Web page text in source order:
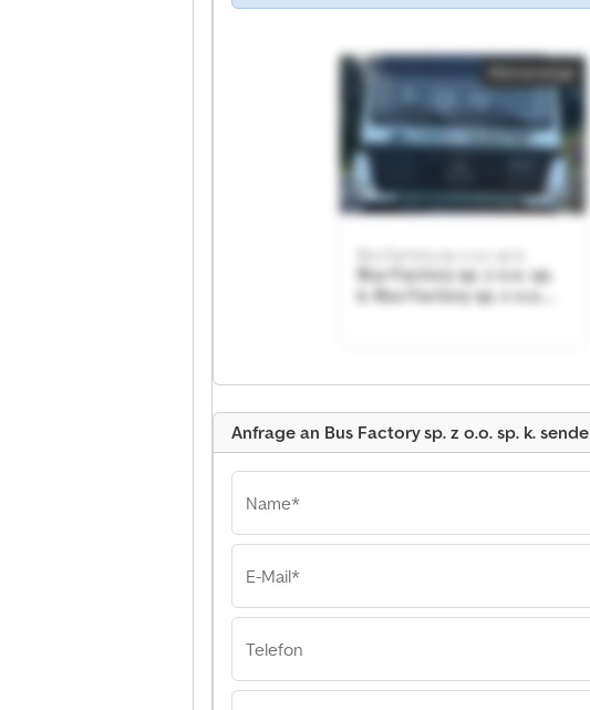
Bus Factory sp. z o.o. sp.
k. Bus Factory sp. z o.o.
Kleinanzeige
k. Bus Factory sp. z o.o.
Anfrage an Bus Factory sp. z o.o. sp. k.
Name*
E-Mail*
Telefon